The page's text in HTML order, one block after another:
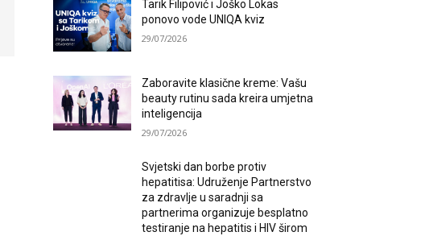
Tarik Filipović i Joško Lokas
ponovo vode UNIQA kviz
29/07/2026
Zaboravite klasične kreme: Vašu
beauty rutinu sada kreira umjetna
inteligencija
29/07/2026
Svjetski dan borbe protiv
hepatitisa: Udruženje Partnerstvo
za zdravlje u saradnji sa
partnerima organizuje besplatno
testiranje na hepatitis i HIV širom